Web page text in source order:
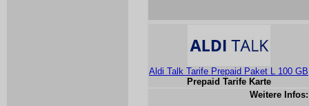
Aldi Talk Tarife Prepaid Paket L 100 GB
Prepaid Tarife Karte
Weitere Infos: